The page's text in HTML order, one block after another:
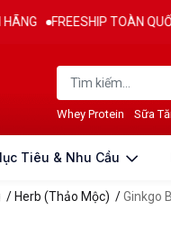
FREESHIP TOÀN QUỐC
Whey Protein Sữa
Tiêu & Nhu Cầu
/ Herb (Thảo Mộc) /Ginkgo